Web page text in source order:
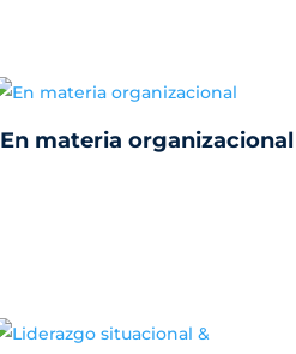
En materia organizacional